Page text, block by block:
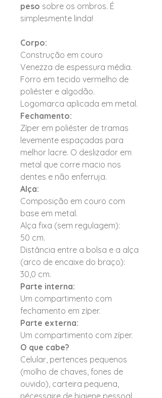
peso sobre os ombros. É
simplesmente linda!
Corpo:
Construção em couro
Venezza de espessura média.
Forro em tecido vermelho de
poliéster e algodão.
Logomarca aplicada em metal.
Fechamento:
Zíper em poliéster de tramas
levemente espaçadas para
melhor lacre. O deslizador em
metal que corre macio nos
dentes e não enferruja.
Alça:
Composição em couro com
base em metal.
Alça fixa (sem regulagem):
50 cm.
Distância entre a bolsa e a alça
(arco de encaixe do braço):
30,0 cm.
Parte interna:
Um compartimento com
fechamento em zíper.
Parte externa:
Um compartimento com zíper.
O que cabe?
Celular, pertences pequenos
(molho de chaves, fones de
ouvido), carteira pequena,